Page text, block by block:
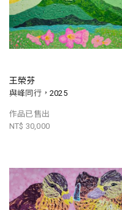
王榮芬
與峰同行，2025
作品已售出
NT$ 30,000